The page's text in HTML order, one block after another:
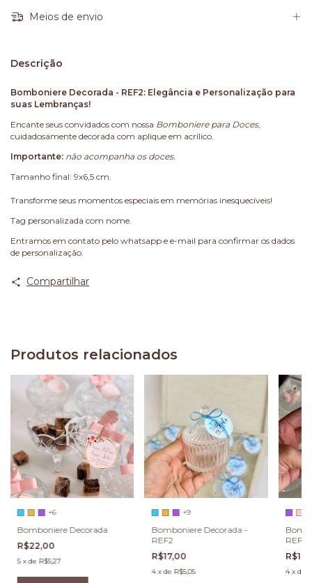
Meios de envio
Descrição
Bomboniere Decorada - REF2: Elegância e Personalização para
suas Lembranças!
Encante seus convidados com nossa Bomboniere para Doces,
cuidadosamente decorada com aplique em acrílico.
Importante: não acompanha os doces.
Tamanho final: 9x6,5 cm.
Transforme seus momentos especiais em memórias inesquecíveis!
Tag personalizada com nome.
Entramos em contato pelo whatsapp e e-mail para confirmar os dados
de personalização.
Compartilhar
Produtos relacionados
+6
Bomboniere Decorada
R$22,00
5 xde R$5,27
+9
Bomboniere Decorada -
REF2
R$17,00
4 xde R$5,05
REF1
4 x de